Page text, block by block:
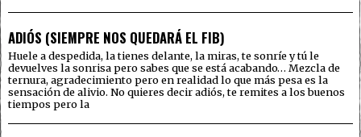
ADIÓS (SIEMPRE NOS QUEDARÁ EL FIB)
Huele a despedida, la tienes delante, la miras, te sonríe y tú le
devuelves la sonrisa pero sabes que se está acabando… Mezcla de
ternura, agradecimiento pero en realidad lo que más pesa es la
sensación de alivio. No quieres decir adiós, te remites a los buenos
tiempos pero la